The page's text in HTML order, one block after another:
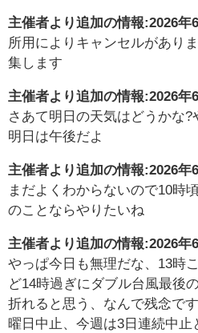
主催者より追加の情報:2026年
所用によりキャンセルがあり
集します
主催者より追加の情報:2026年
さあて明日の天気はどうかな
明日は午後だよ
主催者より追加の情報:2026年
まだよくわからないので10時
のことならやりたいね
主催者より追加の情報:2026年
やっぱ今日も無理だな、13時
ど14時過ぎにダブル台風最後
折れると思う、なんで残念で
曜日中止、今週は3日連続中止